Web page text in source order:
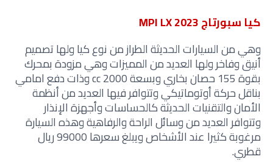
كيا سبورتاج MPI LX 2023
وهي من السيارات الحديثة الطراز من نوع كيا ولها تصميم
أنيق وفاخر ولها العديد من المميزات وهي مزودة بمحرك
بقوة 155 حصان بخاري وبسعة 2000 cc وذات دفع امامي
بناقل حركة أوتوماتيكي وتتوافر فيها العديد من أنظمة
الأمان والتقنيات الحديثة كالحساسات وأجهزة اﻹنذار
وتتوافر العديد من وسائل الراحة والرفاهية وهذه السيارة
مرغوبة كثيرا عند الأشخاص ويبلغ سعرها 99000 ريال
قطري.